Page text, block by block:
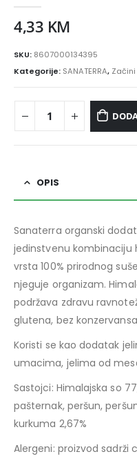
4,33 KM
SKU: 8607000134395
Kategorije: SANATERRA,
OPIS
Sanaterra organski
jedinstvenu kombinaciju
vrsta 100% prirodnog
njeguje organizam.
podržava zdravu
glutena, bez
Koristi se kao dodatak
umacima, jelima od
Sastojci: Himalajska so
pašternak, peršun,
kurkuma 2,67%
Alergeni: proizvod sadrži